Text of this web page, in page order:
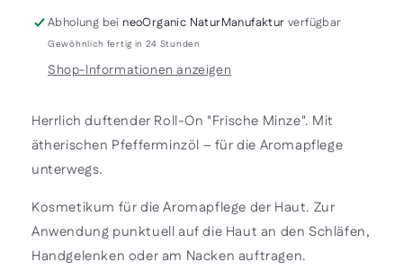
Abholung bei neoOrganic NaturManufaktur verfügbar
Gewöhnlich fertig in 24 Stunden
Shop-Informationen anzeigen
Herrlich duftender Roll-On "Frische Minze". Mit
ätherischen Pfefferminzöl – für die Aromapflege
unterwegs.
Kosmetikum für die Aromapflege der Haut. Zur
Anwendung punktuell auf die Haut an den Schläfen,
Handgelenken oder am Nacken auftragen.